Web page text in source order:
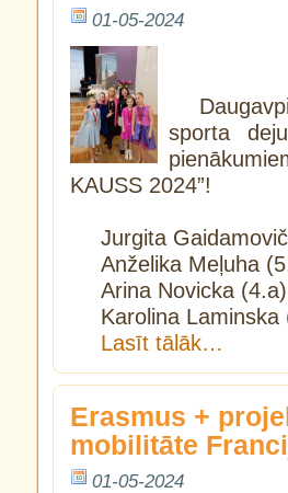
01-05-2024
sporta
KAUSS 2024”!
Jurgita
Anželika Meļuha
Arina Novicka
Karolina
Lasīt tālāk…
Erasmus +
mobilitāte
01-05-2024